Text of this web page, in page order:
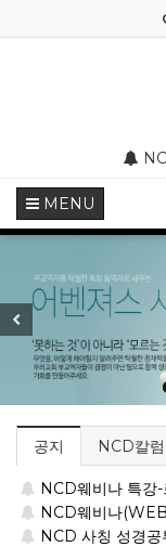
MENU
Previous
공지 NCD칼럼
NCD웨비나 특강-
NCD웨비나
NCD 사칭 성경공
소그룹 리더 자기 평